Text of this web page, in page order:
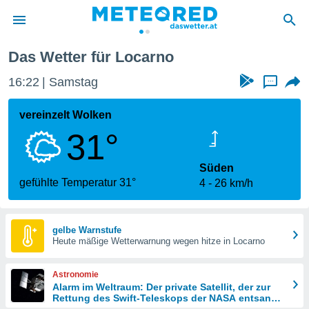
wurde
dass
sind.
diese
Das Wetter für Locarno
16:22 Samstag ...
vereinzelt Wolken
31°
gefühlte Temperatur 31°
Süden
4
26 km/h
gelbe Warnstufe
Heute mäßige Wetterwarnung wegen hitze in Locarno
Astronomie
Alarm im Weltraum: Der private Satellit, der zur
Rettung des Swift-Teleskops der NASA entsandt